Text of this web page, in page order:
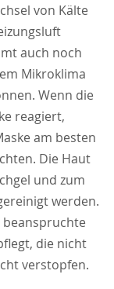
von Kälte
auch noch
Mikroklima
Wenn die
reagiert,
am besten
Die Haut
und zum
werden.
beanspruchte
die nicht
verstopfen.